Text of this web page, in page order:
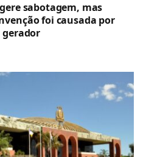
sabotagem, mas
foi causada por